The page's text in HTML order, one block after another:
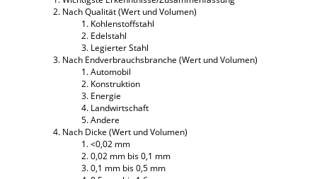
Nach Qualität (Wert und Volumen)
Kohlenstoffstahl
Edelstahl
Legierter Stahl
Nach Endverbrauchsbranche (Wert und Volumen)
Automobil
Konstruktion
Energie
Landwirtschaft
Andere
Nach Dicke (Wert und Volumen)
<0,02 mm
0,02 mm bis 0,1 mm
0,1 mm bis 0,5 mm